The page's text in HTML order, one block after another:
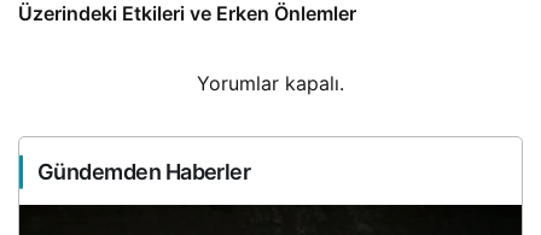
Üzerindeki Etkileri ve Erken Önlemler
Yorumlar kapalı.
Gündemden Haberler